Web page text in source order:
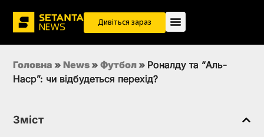
Дивіться зараз
Головна » News » Футбол » Роналду та “Аль-
Наср”: чи відбудеться перехід?
Зміст